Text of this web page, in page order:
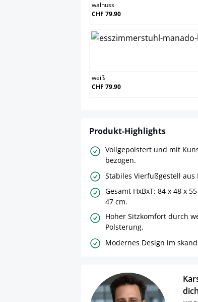
walnuss
CHF 79.90
weiß
CHF 79.90
Produkt-Highlights
Vollgepolstert und mit
bezogen.
Stabiles Vierfußgestell aus
Gesamt HxBxT: 84 x 48 x
47 cm.
Hoher Sitzkomfort durch
Polsterung.
Modernes Design im